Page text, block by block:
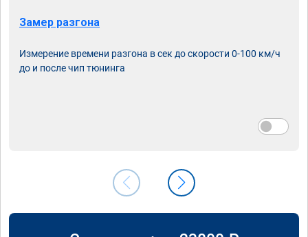
Замер разгона
Измерение времени разгона в сек до скорости 0-100 км/ч
до и после чип тюнинга